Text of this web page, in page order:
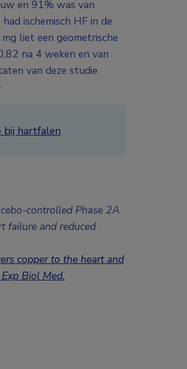
en 91% was van
ischemisch HF in de
liet een geometrische
na 4 weken en van
van deze studie
bij hartfalen
controlled Phase 2A
failure and reduced
copper to the heart and
Exp Biol Med.